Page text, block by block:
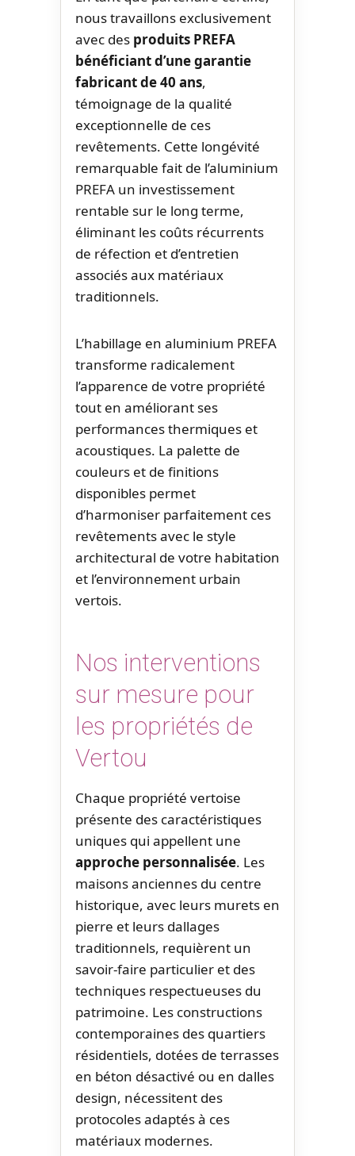
nous travaillons exclusivement
avec des produits PREFA
bénéficiant d’une garantie
fabricant de 40 ans,
témoignage de la qualité
exceptionnelle de ces
revêtements. Cette longévité
remarquable fait de l’aluminium
PREFA un investissement
rentable sur le long terme,
éliminant les coûts récurrents
de réfection et d’entretien
associés aux matériaux
traditionnels.
L’habillage en aluminium PREFA
transforme radicalement
l’apparence de votre propriété
tout en améliorant ses
performances thermiques et
acoustiques. La palette de
couleurs et de finitions
disponibles permet
d’harmoniser parfaitement ces
revêtements avec le style
architectural de votre habitation
et l’environnement urbain
vertois.
Nos interventions
sur mesure pour
les propriétés de
Vertou
Chaque propriété vertoise
présente des caractéristiques
uniques qui appellent une
approche personnalisée. Les
maisons anciennes du centre
historique, avec leurs murets en
pierre et leurs dallages
traditionnels, requièrent un
savoir-faire particulier et des
techniques respectueuses du
patrimoine. Les constructions
contemporaines des quartiers
résidentiels, dotées de terrasses
en béton désactivé ou en dalles
design, nécessitent des
protocoles adaptés à ces
matériaux modernes.